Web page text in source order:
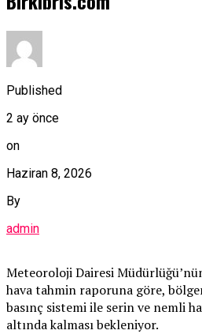
Published
2 ay önce
on
Haziran 8, 2026
By
admin
Meteoroloji Dairesi
hava tahmin raporuna göre,
basınç sistemi ile serin ve nemli
altında kalması bekleniyor.